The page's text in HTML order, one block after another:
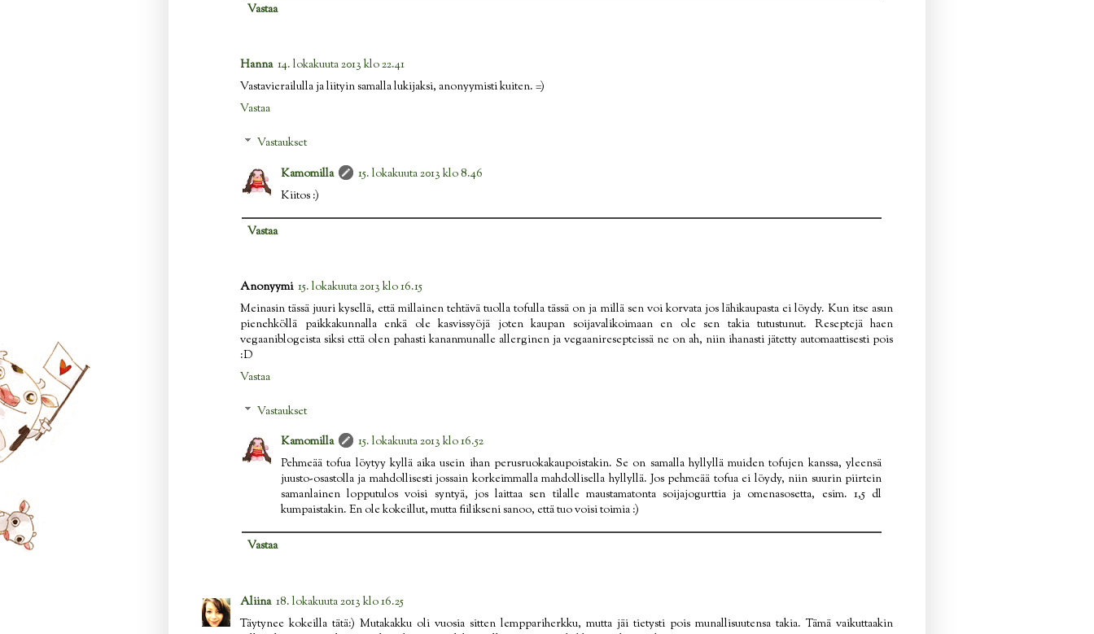
Vastaa
Hanna 14. lokakuuta 2013 klo 22.41
Vastavierailulla ja liityin samalla lukijaksi, anonyymisti kuiten. =)
Vastaa
Vastaukset
Kamomilla
15. lokakuuta 2013 klo 8.46
Kiitos :)
Vastaa
Anonyymi 15. lokakuuta 2013 klo 16.15
Meinasin tässä juuri kysellä, että millainen tehtävä tuolla tofulla tässä on ja millä sen voi korvata jos lähikaupasta ei löydy. Kun itse asun
pienehköllä paikkakunnalla enkä ole kasvissyöjä joten kaupan soijavalikoimaan en ole sen takia tutustunut. Reseptejä haen
vegaaniblogeista siksi että olen pahasti kananmunalle allerginen ja vegaaniresepteissä ne on ah, niin ihanasti jätetty automaattisesti pois
:D
Vastaa
Vastaukset
Kamomilla
15. lokakuuta 2013 klo 16.52
Pehmeää tofua löytyy kyllä aika usein ihan perusruokakaupoistakin. Se on samalla hyllyllä muiden tofujen kanssa, yleensä
juusto-osastolla ja mahdollisesti jossain korkeimmalla mahdollisella hyllyllä. Jos pehmeää tofua ei löydy, niin suurin piirtein
samanlainen lopputulos voisi syntyä, jos laittaa sen tilalle maustamatonta soijajogurttia ja omenasosetta, esim. 1,5 dl
kumpaistakin. En ole kokeillut, mutta fiilikseni sanoo, että tuo voisi toimia :)
Vastaa
Aliina 18. lokakuuta 2013 klo 16.25
Täytynee kokeilla tätä:) Mutakakku oli vuosia sitten lemppariherkku, mutta jäi tietysti pois munallisuutensa takia. Tämä vaikuttaakin